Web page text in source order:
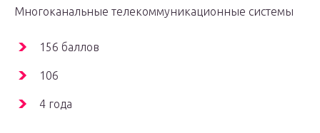
Многоканальные телекоммуникационные системы
156 баллов
106
4 года